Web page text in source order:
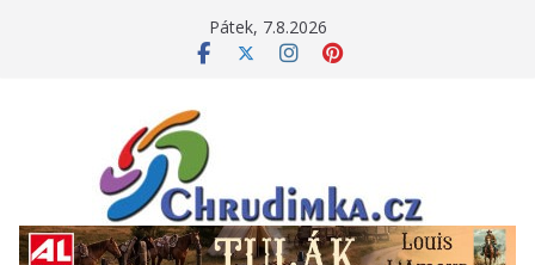
Pátek, 7.8.2026